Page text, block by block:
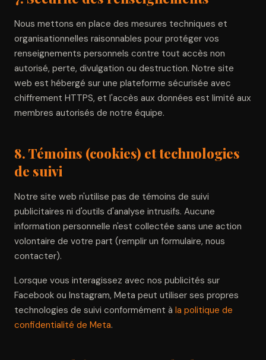
Nous mettons en place des mesures techniques et
organisationnelles raisonnables pour protéger vos
renseignements personnels contre tout accès non
autorisé, perte, divulgation ou destruction. Notre site
web est hébergé sur une plateforme sécurisée avec
chiffrement HTTPS, et l'accès aux données est limité aux
membres autorisés de notre équipe.
8. Témoins (cookies) et technologies
de suivi
Notre site web n'utilise pas de témoins de suivi
publicitaires ni d'outils d'analyse intrusifs. Aucune
information personnelle n'est collectée sans une action
volontaire de votre part (remplir un formulaire, nous
contacter).
Lorsque vous interagissez avec nos publicités sur
Facebook ou Instagram, Meta peut utiliser ses propres
technologies de suivi conformément à la politique de
confidentialité de Meta.